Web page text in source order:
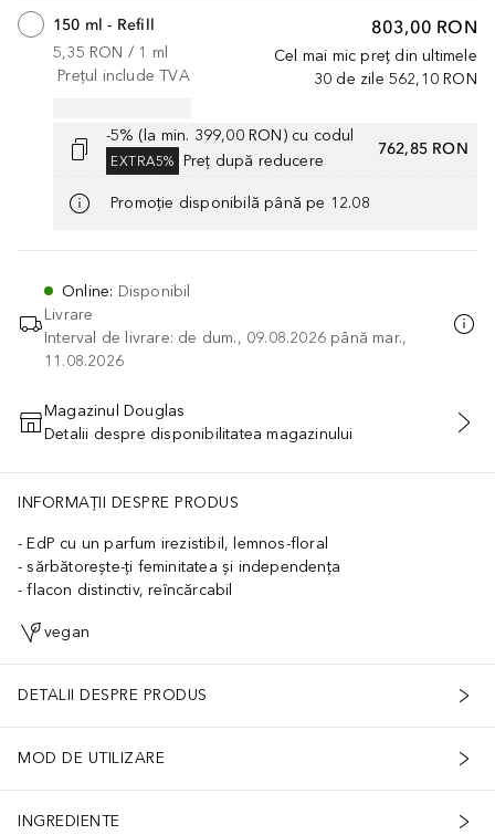
803,00 RON
Cel mai mic preț din ultimele
30 de zile 562,10 RON
150 ml - Refill
5,35 RON / 1 ml
Prețul include TVA
-5% (la min. 399,00 RON) cu codul
EXTRA5% Preț după reducere
762,85 RON
Promoție disponibilă până pe 12.08
Online: Disponibil
Livrare
Interval de livrare: de dum., 09.08.2026 până mar.,
11.08.2026
ADĂUGAȚI ÎN COŞ
Magazinul Douglas
Detalii despre disponibilitatea magazinului
INFORMAȚII DESPRE PRODUS
EdP cu un parfum irezistibil, lemnos-floral
sărbătorește-ți feminitatea și independența
flacon distinctiv, reîncărcabil
vegan
DETALII DESPRE PRODUS
MOD DE UTILIZARE
INGREDIENTE